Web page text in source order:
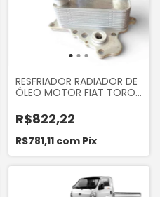
RESFRIADOR RADIADOR DE
ÓLEO MOTOR FIAT TORO
RENEGADE 2.0 16V 2016...
COMMANDER 2.0 2021...
DIESEL
R$822,22
R$781,11 com Pix